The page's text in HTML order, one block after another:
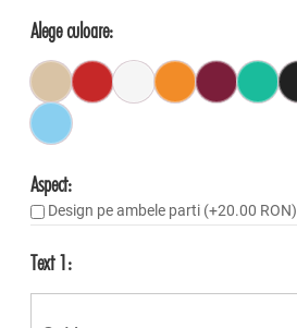
Alege culoare:
Aspect:
Design pe ambele parti (+20.00 RON)
Text 1: